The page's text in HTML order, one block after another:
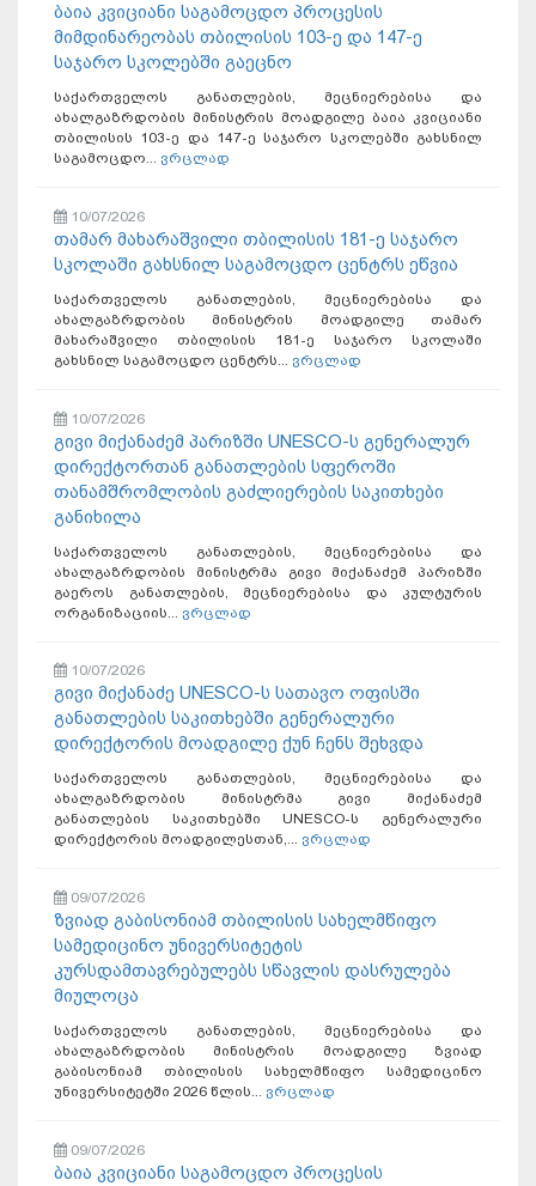
ბაია კვიციანი საგამოცდო პროცესის
მიმდინარეობას თბილისის 103-ე და 147-ე
საჯარო სკოლებში გაეცნო
საქართველოს განათლების, მეცნიერებისა და
ახალგაზრდობის მინისტრის მოადგილე ბაია კვიციანი
თბილისის 103-ე და 147-ე საჯარო სკოლებში გახსნილ
საგამოცდო... ვრცლად
10/07/2026
თამარ მახარაშვილი თბილისის 181-ე საჯარო
სკოლაში გახსნილ საგამოცდო ცენტრს ეწვია
საქართველოს განათლების, მეცნიერებისა და
ახალგაზრდობის მინისტრის მოადგილე თამარ
მახარაშვილი თბილისის 181-ე საჯარო სკოლაში
გახსნილ საგამოცდო ცენტრს... ვრცლად
10/07/2026
გივი მიქანაძემ პარიზში UNESCO-ს გენერალურ
დირექტორთან განათლების სფეროში
თანამშრომლობის გაძლიერების საკითხები
განიხილა
საქართველოს განათლების, მეცნიერებისა და
ახალგაზრდობის მინისტრმა გივი მიქანაძემ პარიზში
გაეროს განათლების, მეცნიერებისა და კულტურის
ორგანიზაციის... ვრცლად
10/07/2026
გივი მიქანაძე UNESCO-ს სათავო ოფისში
განათლების საკითხებში გენერალური
დირექტორის მოადგილე ქუნ ჩენს შეხვდა
საქართველოს განათლების, მეცნიერებისა და
ახალგაზრდობის მინისტრმა გივი მიქანაძემ
განათლების საკითხებში UNESCO-ს გენერალური
დირექტორის მოადგილესთან,... ვრცლად
09/07/2026
ზვიად გაბისონიამ თბილისის სახელმწიფო
სამედიცინო უნივერსიტეტის
კურსდამთავრებულებს სწავლის დასრულება
მიულოცა
საქართველოს განათლების, მეცნიერებისა და
ახალგაზრდობის მინისტრის მოადგილე ზვიად
გაბისონიამ თბილისის სახელმწიფო სამედიცინო
უნივერსიტეტში 2026 წლის... ვრცლად
09/07/2026
ბაია კვიციანი საგამოცდო პროცესის